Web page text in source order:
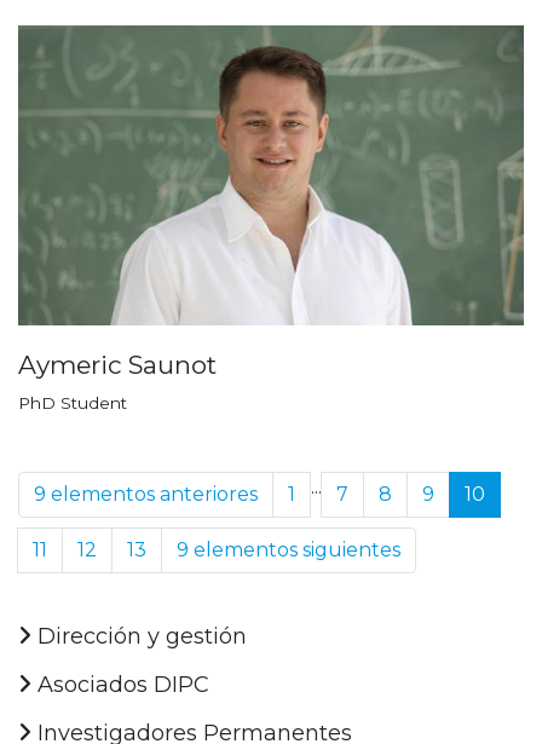
Aymeric Saunot
PhD Student
9 elementos anteriores 1 ... 7 8 9 10
11 12 13 9 elementos siguientes
Dirección y gestión
Asociados DIPC
Investigadores Permanentes